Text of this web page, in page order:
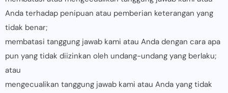
Anda terhadap penipuan atau pemberian keterangan yang
tidak benar;
membatasi tanggung jawab kami atau Anda dengan cara apa
pun yang tidak diizinkan oleh undang-undang yang berlaku;
atau
mengecualikan tanggung jawab kami atau Anda yang tidak